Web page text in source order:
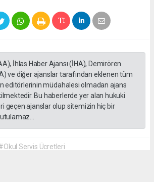
İhlas Haber Ajansı (İHA), Demirören
ve diğer ajanslar tarafından eklenen tüm
editörlerinin müdahalesi olmadan ajans
Bu haberlerde yer alan hukuki
geçen ajanslar olup sitemizin hiç bir
Servis Ücretleri